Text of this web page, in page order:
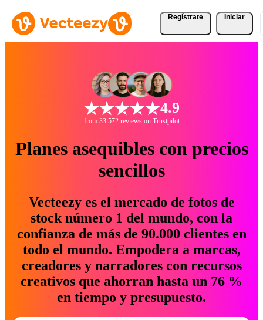
Regístrate Iniciar
4.9
from 33.572 reviews on Trustpilot
Planes asequibles con precios
sencillos
Vecteezy es el mercado de fotos de
stock número 1 del mundo, con la
confianza de más de 90.000 clientes en
todo el mundo. Empodera a marcas,
creadores y narradores con recursos
creativos que ahorran hasta un 76 %
en tiempo y presupuesto.